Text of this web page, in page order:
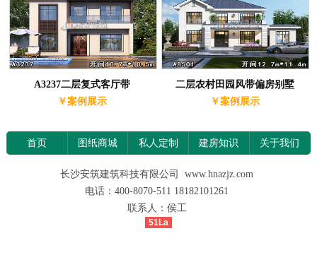
A3237二层复式客厅带
￥案例展示
二层农村田园风带偏房别墅
￥案例展示
首页 图纸商城 私人定制 建房知识 关于我们
长沙安筑建筑科技有限公司 www.hnazjz.com
电话：400-8070-511 18182101261
联系人：侯工
51La